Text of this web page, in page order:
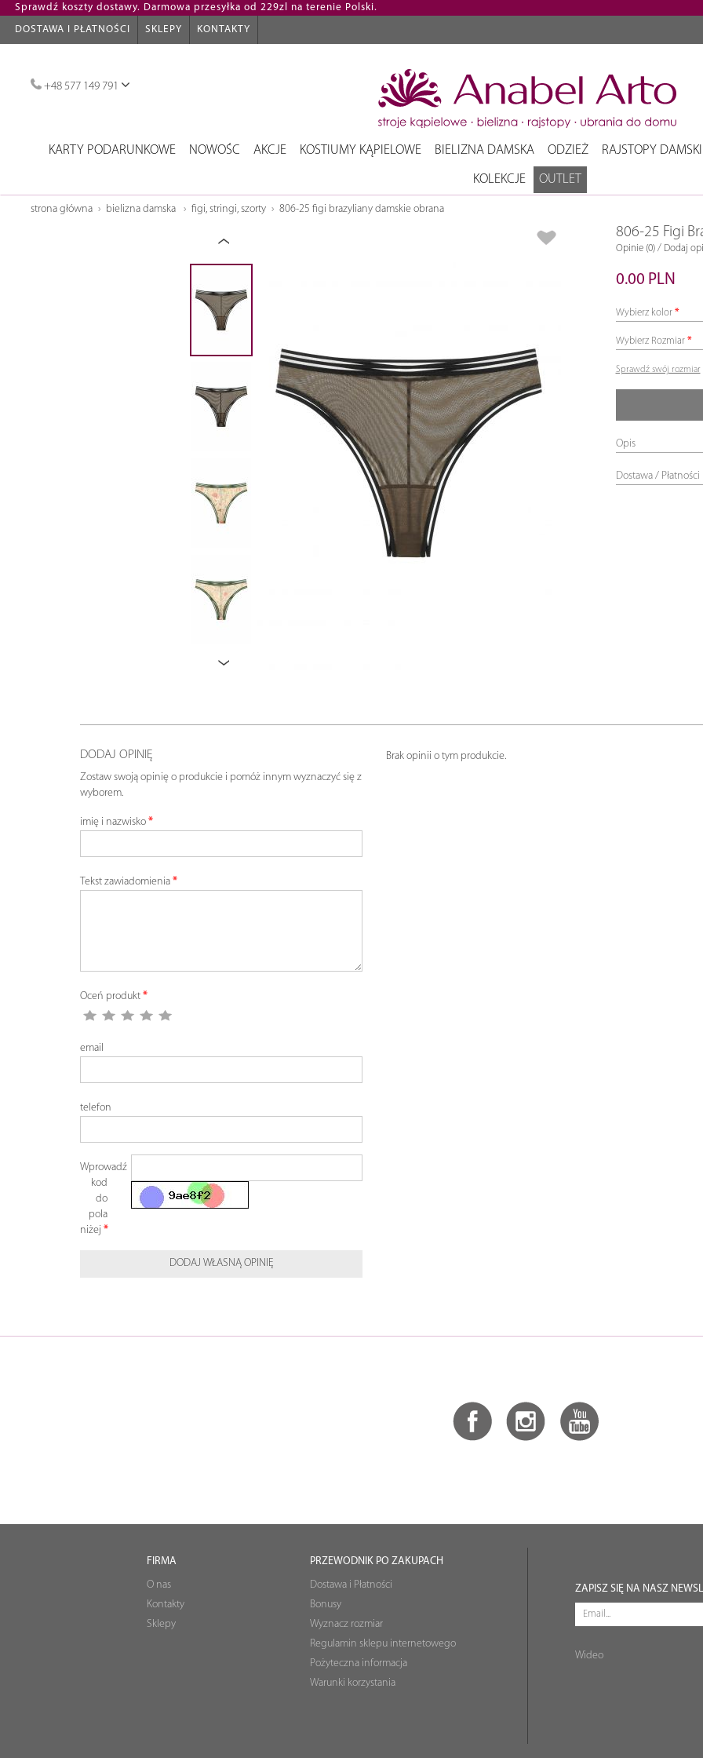
Sprawdź koszty dostawy. Darmowa przesyłka od 229zl na terenie Polski.
DOSTAWA I PŁATNOŚCI SKLEPY KONTAKTY
+48 577 149 791
KARTY PODARUNKOWE NOWOŚC AKCJE KOSTIUMY KĄPIELOWE BIELIZNA DAMSKA ODZIEŻ RAJSTOPY
KOLEKCJE OUTLET
strona główna bielizna damska figi, stringi, szorty 806-25 figi brazyliany damskie obrana
806-25 Figi
Opinie (0)/ Dodaj
0.00 PLN
Wybierz kolor
Wybierz Rozmiar
Sprawdź swój rozmiar
Opis
Dostawa / Płatności
DODAJ OPINIĘ
Zostaw swoją opinię o produkcie i pomóż innym wyznaczyć się z
wyborem.
imię i nazwisko
Tekst zawiadomienia
Oceń produkt
email
telefon
Wprowadź
kod
do
pola
niżej
DODAJ WŁASNĄ OPINIĘ
Brak opinii o tym produkcie.
FIRMA
O nas
Kontakty
Sklepy
PRZEWODNIK PO ZAKUPACH
Dostawa i Płatności
Bonusy
Wyznacz rozmiar
Regulamin sklepu internetowego
Pożyteczna informacja
Warunki korzystania
ZAPISZ SIĘ NA NASZ
Wideo